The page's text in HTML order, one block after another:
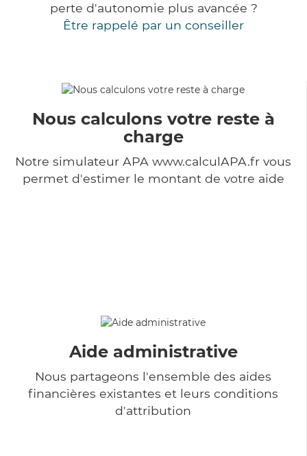
perte d'autonomie plus avancée ?
Être rappelé par un conseiller
Nous calculons votre reste à
charge
Notre simulateur APA www.calculAPA.fr vous
permet d'estimer le montant de votre aide
Aide administrative
Nous partageons l'ensemble des aides
financières existantes et leurs conditions
d'attribution